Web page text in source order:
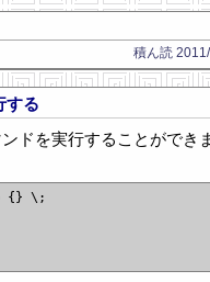
積ん読
する
ドを実行することができ
{} \;